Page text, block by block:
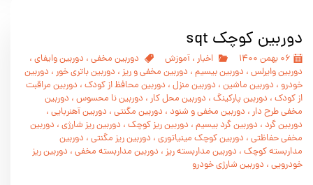
دوربین کوچک sqt
۰۶ بهمن ۱۴۰۰ اخبار ، آموزش دوربین مخفی ، دوربین وایفای ،
دوربین وایرلس ، دوربین بیسیم ، دوربین مخفی و ریز ، دوربین باتری خور ، دوربین
خودرو ، دوربین ماشین ، دوربین منزل ، دوربین محافظ از کودک ، دوربین مراقبت
از کودک ، دوربین پارکینگ ، دوربین محل کار ، دوربین نا محسوس ، دوربین
مخفی طرح دار ، دوربین مخفی و شنود ، دوربین مگنتی ، دوربین آهنربایی ،
دوربین گرد ، دوربین گرد بیسیم ، دوربین ریز کوچک ، دوربین ریز شارژی ، دوربین
مخفی حفاظتی ، دوربین کوچک مینیاتوری ، دوربین ریز مگنتی ، دوربین
مداربسته کوچک ، دوربین مداربسته ریز ، دوربین مداربسته مخفی ، دوربین ریز
خودرویی ، دوربین شارژی خودرو